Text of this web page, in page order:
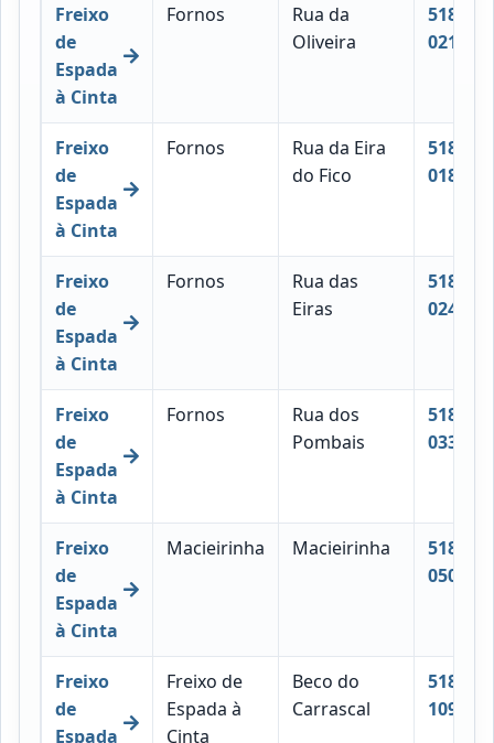
Freixo
de
Espada
à Cinta
Fornos
Rua da
Oliveira
5180-
021
Freixo
de
Espada
à Cinta
Fornos
Rua da Eira
do Fico
5180-
018
Freixo
de
Espada
à Cinta
Fornos
Rua das
Eiras
5180-
024
Freixo
de
Espada
à Cinta
Fornos
Rua dos
Pombais
5180-
033
Freixo
de
Espada
à Cinta
Macieirinha Macieirinha
5180-
050
Freixo
de
Espada
Freixo de
Espada à
Cinta
Beco do
Carrascal
5180-
109